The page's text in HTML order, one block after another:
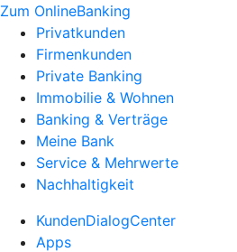
Zum OnlineBanking
Privatkunden
Firmenkunden
Private Banking
Immobilie & Wohnen
Banking & Verträge
Meine Bank
Service & Mehrwerte
Nachhaltigkeit
KundenDialogCenter
Apps